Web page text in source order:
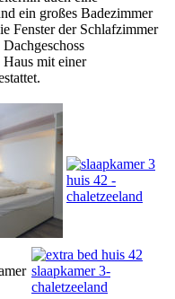
ein großes Badezimmer
Fenster der Schlafzimmer
Haus mit einer